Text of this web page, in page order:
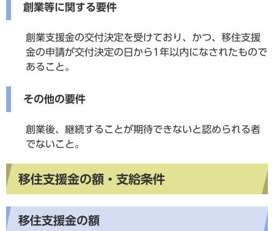
創業等に関する要件
創業支援金の交付決定を受けており、かつ、移住支援
金の申請が交付決定の日から1年以内になされたもので
あること。
その他の要件
創業後、継続することが期待できないと認められる者
でないこと。
移住支援金の額・支給条件
移住支援金の額